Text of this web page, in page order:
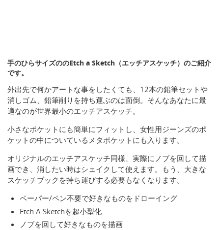
手のひらサイズののEtch a Sketch（エッチアスケッチ）のご紹介
です。
外出先で何かアートな事をしたくても、12本の鉛筆セットや
消しゴム、鉛筆削りを持ち運ぶのは面倒。そんなあなたに最
適なのが世界最小のエッチアスケッチ。
小さなポケットにも簡単にフィットし、女性用ジーンズのポ
ケットの中についているメタポケットにも入ります。
オリジナルのエッチアスケッチ同様、実際にノブを回して描
画でき、消したい時はシェイクして使えます。もう、大きな
スケッチブックを持ち運びする必要もなくなります。
ペーパー/ペン不要で好きなものをドローイング
Etch A Sketchを超小型化
ノブを回して好きなものを描画